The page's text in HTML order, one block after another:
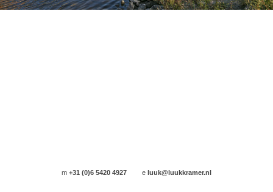
m+31 (0)6 5420 4927 e luuk@luukkramer.nl